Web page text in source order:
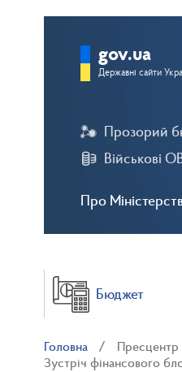
Про
Прозорий
Військові
gov.ua
Державні сайти
Бюджет
Головна Пресцентр
Зустріч фінансового